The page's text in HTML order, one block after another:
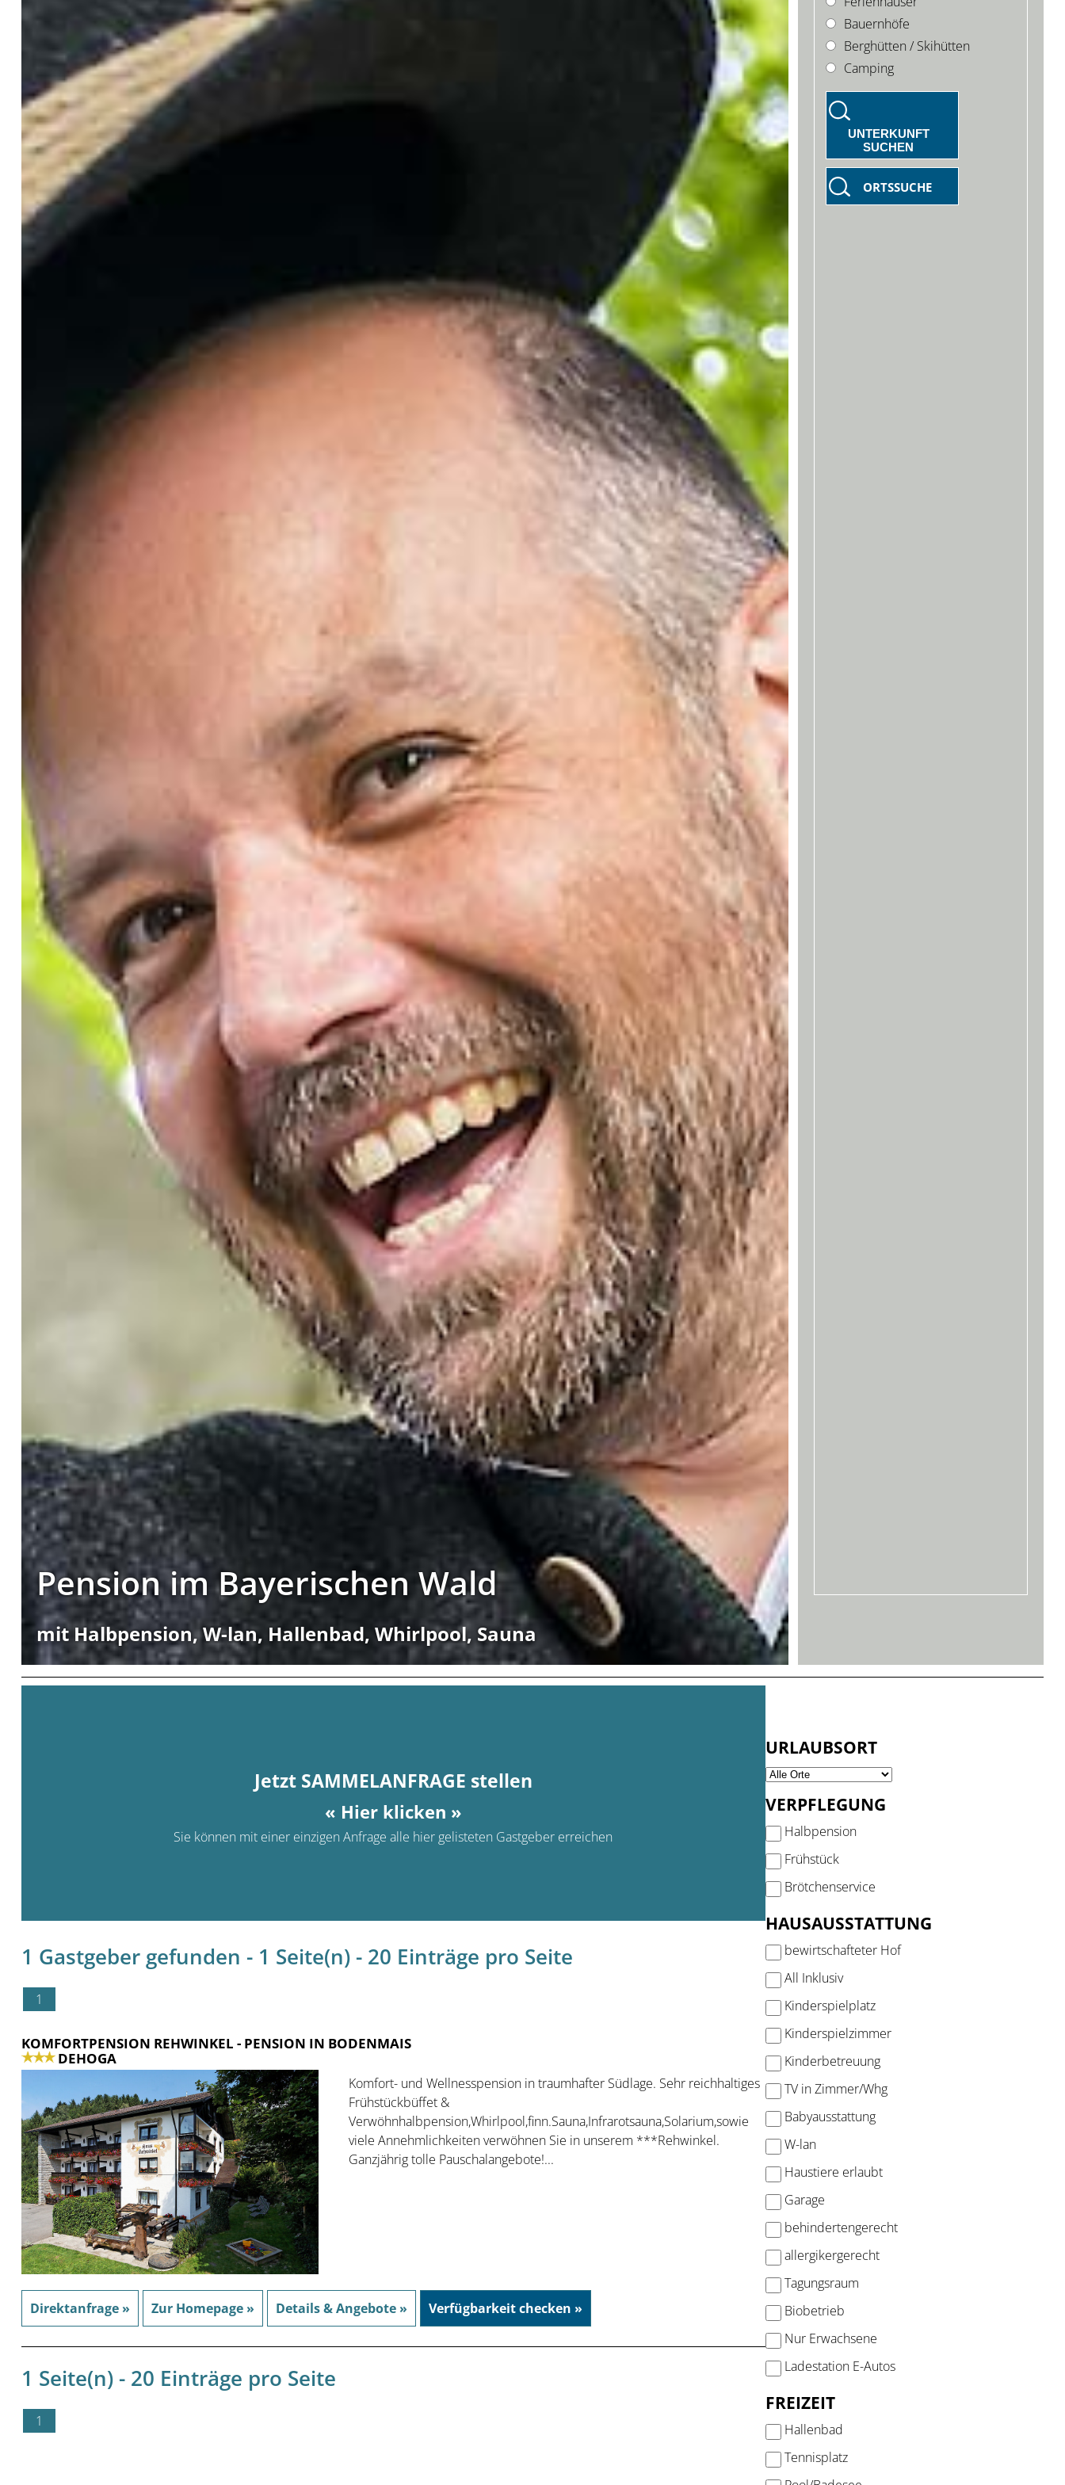
Pension im Bayerischen Wald
mit Halbpension, W-lan, Hallenbad, Whirlpool, Sauna
Bauernhöfe
Berghütten / Skihütten
Camping
UNTERKUNFT
SUCHEN
ORTSSUCHE
Jetzt SAMMELANFRAGE stellen
« Hier klicken »
Sie können mit einer einzigen Anfrage alle hier gelisteten Gastgeber erreichen
1 Gastgeber gefunden - 1 Seite(n) - 20 Einträge pro Seite
1
KOMFORTPENSION REHWINKEL - PENSION IN BODENMAIS
DEHOGA
Komfort- und Wellnesspension in traumhafter Südlage. Sehr reichhaltiges
Frühstückbüffet &
Verwöhnhalbpension,Whirlpool,finn.Sauna,Infrarotsauna,Solarium,sowie
viele Annehmlichkeiten verwöhnen Sie in unserem ***Rehwinkel.
Ganzjährig tolle Pauschalangebote!...
Direktanfrage » Zur Homepage » Details & Angebote » Verfügbarkeit checken »
1 Seite(n) - 20 Einträge pro Seite
1
URLAUBSORT
VERPFLEGUNG
Halbpension
Frühstück
Brötchenservice
HAUSAUSSTATTUNG
bewirtschafteter Hof
All Inklusiv
Kinderspielplatz
Kinderspielzimmer
Kinderbetreuung
TV in Zimmer/Whg
Babyausstattung
W-lan
Haustiere erlaubt
Garage
behindertengerecht
allergikergerecht
Tagungsraum
Biobetrieb
Nur Erwachsene
Ladestation E-Autos
FREIZEIT
Hallenbad
Tennisplatz